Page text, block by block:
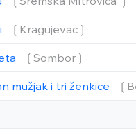
❲Kragujevac❳
❲Sombor❳
mužjak i tri ženkice